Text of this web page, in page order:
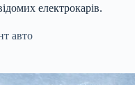
електрокарів.
авто